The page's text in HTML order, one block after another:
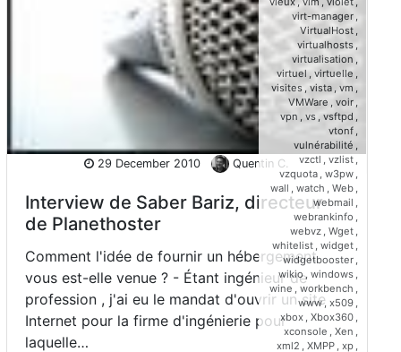
29 December 2010 Quentin C.
Interview de Saber Bariz, directeur
de Planethoster
Comment l'idée de fournir un hébergement
vous est-elle venue ? - Étant ingénieur de
profession , j'ai eu le mandat d'ouvrir un site
Internet pour la firme d'ingénierie pour
laquelle…
virt-manager ,
VirtualHost ,
virtualhosts ,
virtualisation ,
virtuel, virtuelle ,
visites , vista , vm ,
VMWare , voir ,
vpn , vs , vsftpd ,
vtonf ,
vulnérabilité ,
vzctl , vzlist ,
vzquota , w3pw ,
wall , watch , Web ,
webmail ,
webrankinfo ,
webvz , Wget ,
whitelist , widget ,
widgetbooster ,
wikio, windows ,
wine , workbench ,
www, x509 ,
xbox , Xbox360 ,
xconsole , Xen ,
xml2 , XMPP , xp ,